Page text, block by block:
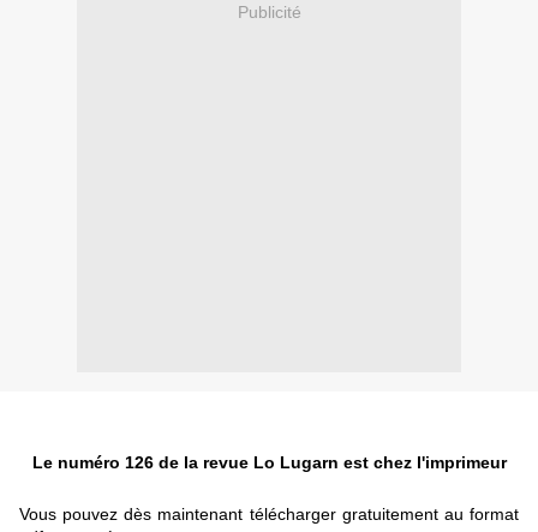
Publicité
Le numéro 126 de la revue Lo Lugarn est chez l'imprimeur
Vous pouvez dès maintenant télécharger gratuitement au format